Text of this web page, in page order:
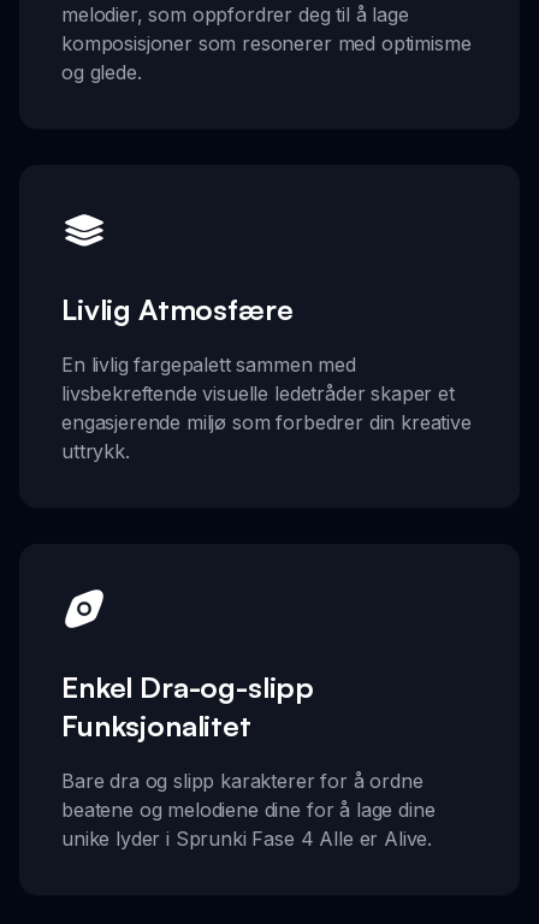
melodier, som oppfordrer deg til å lage
komposisjoner som resonerer med optimisme
og glede.
Livlig Atmosfære
En livlig fargepalett sammen med
livsbekreftende visuelle ledetråder skaper et
engasjerende miljø som forbedrer din kreative
uttrykk.
Enkel Dra-og-slipp
Funksjonalitet
Bare dra og slipp karakterer for å ordne
beatene og melodiene dine for å lage dine
unike lyder i Sprunki Fase 4 Alle er Alive.